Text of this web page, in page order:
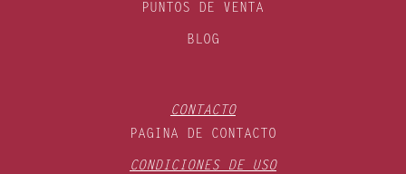
PUNTOS DE VENTA
BLOG
CONTACTO
PAGINA DE CONTACTO
CONDICIONES DE USO